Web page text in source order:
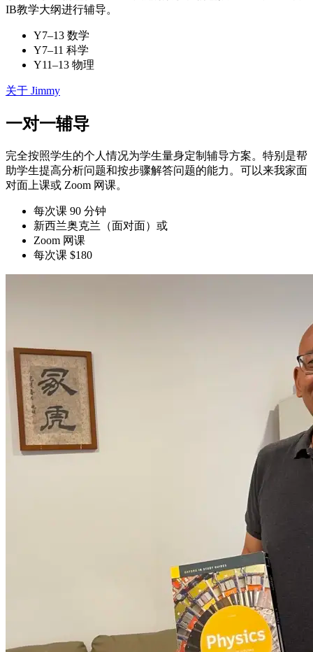
IB教学大纲进行辅导。
Y7–13 数学
Y7–11 科学
Y11–13 物理
关于 Jimmy
一对一辅导
完全按照学生的个人情况为学生量身定制辅导方案。特别是帮
助学生提高分析问题和按步骤解答问题的能力。可以来我家面
对面上课或 Zoom 网课。
每次课 90 分钟
新西兰奥克兰（面对面）或
Zoom 网课
每次课 $180